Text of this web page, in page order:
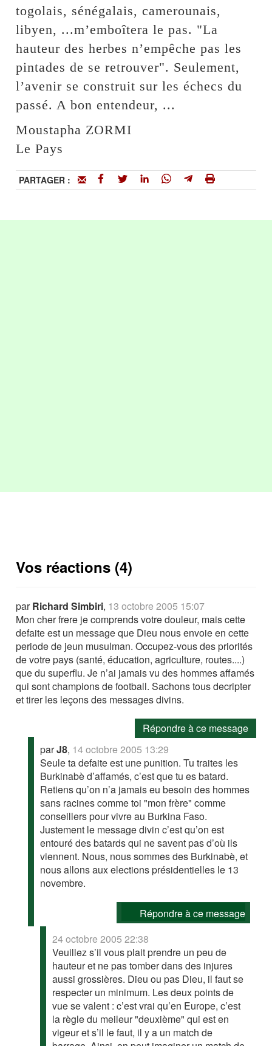
togolais, sénégalais, camerounais,
libyen, ...m’emboîtera le pas. "La
hauteur des herbes n’empêche pas les
pintades de se retrouver". Seulement,
l’avenir se construit sur les échecs du
passé. A bon entendeur, ...
Moustapha ZORMI
Le Pays
PARTAGER :
Vos réactions (4)
parRichard Simbiri, 13 octobre 2005 15:07
Mon cher frere je comprends votre douleur, mais cette
defaite est un message que Dieu nous envoie en cette
periode de jeun musulman. Occupez-vous des priorités
de votre pays (santé, éducation, agriculture, routes....)
que du superflu. Je n’ai jamais vu des hommes affamés
qui sont champions de football. Sachons tous decripter
et tirer les leçons des messages divins.
Répondre à ce message
parJ8, 14 octobre 2005 13:29
Seule ta defaite est une punition. Tu traites les
Burkinabè d’affamés, c’est que tu es batard.
Retiens qu’on n’a jamais eu besoin des hommes
sans racines comme toi "mon frère" comme
conseillers pour vivre au Burkina Faso.
Justement le message divin c’est qu’on est
entouré des batards qui ne savent pas d’où ils
viennent. Nous, nous sommes des Burkinabè, et
nous allons aux elections présidentielles le 13
novembre.
Répondre à ce message
24 octobre 2005 22:38
Veuillez s’il vous plait prendre un peu de
hauteur et ne pas tomber dans des injures
aussi grossières. Dieu ou pas Dieu, il faut se
respecter un minimum. Les deux points de
vue se valent : c’est vrai qu’en Europe, c’est
la règle du meileur "deuxième" qui est en
vigeur et s’il le faut, il y a un match de